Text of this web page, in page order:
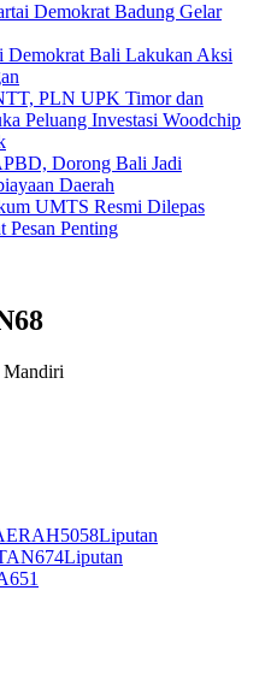
Demokrat Badung Gelar
Demokrat Bali Lakukan Aksi
PLN UPK Timor dan
Peluang Investasi Woodchip
Dorong Bali Jadi
Daerah
UMTS Resmi Dilepas
Pesan Penting
Mandiri
5058Liputan
674Liputan
651